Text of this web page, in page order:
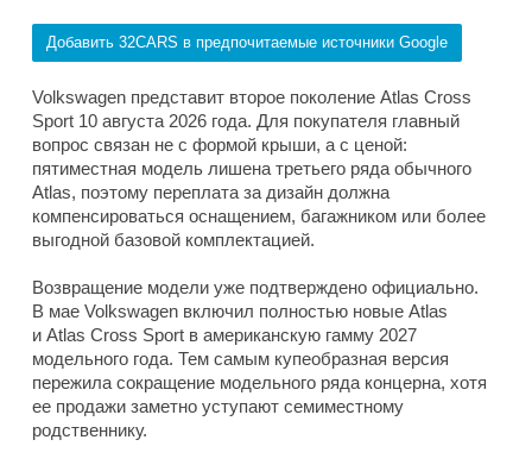
Добавить 32CARS в предпочитаемые источники Google
Volkswagen представит второе поколение Atlas Cross
Sport 10 августа 2026 года. Для покупателя главный
вопрос связан не с формой крыши, а с ценой:
пятиместная модель лишена третьего ряда обычного
Atlas, поэтому переплата за дизайн должна
компенсироваться оснащением, багажником или более
выгодной базовой комплектацией.
Возвращение модели уже подтверждено официально.
В мае Volkswagen включил полностью новые Atlas
и Atlas Cross Sport в американскую гамму 2027
модельного года. Тем самым купеобразная версия
пережила сокращение модельного ряда концерна, хотя
ее продажи заметно уступают семиместному
родственнику.